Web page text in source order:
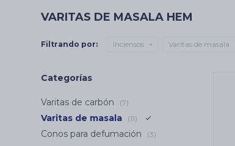
VARITAS DE MASALA HEM
Filtrando por: Inciensos Varitas de masala
Categorías
Varitas de carbón (7)
Varitas de masala (11)
Conos para defumación (3)